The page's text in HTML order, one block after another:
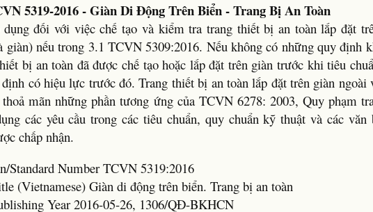
5319-2016 - Giàn Di Động Trên Biển - Trang Bị An Toàn
dụng đối với việc chế tạo và kiểm tra trang thiết bị an toàn lắp đặt
giàn) nếu trong 3.1 TCVN 5309:2016. Nếu không có những quy định
bị an toàn đã được chế tạo hoặc lắp đặt trên giàn trước khi tiêu
có hiệu lực trước đó. Trang thiết bị an toàn lắp đặt trên giàn ngoài
mãn những phần tương ứng của TCVN 6278: 2003, Quy phạm
các yêu cầu trong các tiêu chuẩn, quy chuẩn kỹ thuật và các văn
chấp nhận.
Standard Number TCVN 5319:2016
(Vietnamese) Giàn di động trên biển. Trang bị an toàn
Year 2016-05-26, 1306/QĐ-BKHCN